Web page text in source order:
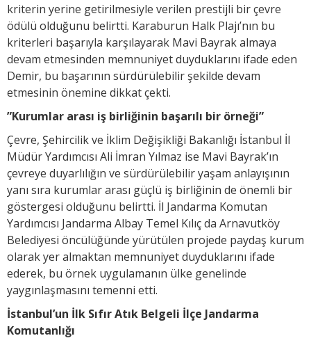
kriterin yerine getirilmesiyle verilen prestijli bir çevre
ödülü olduğunu belirtti. Karaburun Halk Plajı’nın bu
kriterleri başarıyla karşılayarak Mavi Bayrak almaya
devam etmesinden memnuniyet duyduklarını ifade eden
Demir, bu başarının sürdürülebilir şekilde devam
etmesinin önemine dikkat çekti.
”Kurumlar arası iş birliğinin başarılı bir örneği”
Çevre, Şehircilik ve İklim Değişikliği Bakanlığı İstanbul İl
Müdür Yardımcısı Ali İmran Yılmaz ise Mavi Bayrak’ın
çevreye duyarlılığın ve sürdürülebilir yaşam anlayışının
yanı sıra kurumlar arası güçlü iş birliğinin de önemli bir
göstergesi olduğunu belirtti. İl Jandarma Komutan
Yardımcısı Jandarma Albay Temel Kılıç da Arnavutköy
Belediyesi öncülüğünde yürütülen projede paydaş kurum
olarak yer almaktan memnuniyet duyduklarını ifade
ederek, bu örnek uygulamanın ülke genelinde
yaygınlaşmasını temenni etti.
İstanbul’un İlk Sıfır Atık Belgeli İlçe Jandarma
Komutanlığı